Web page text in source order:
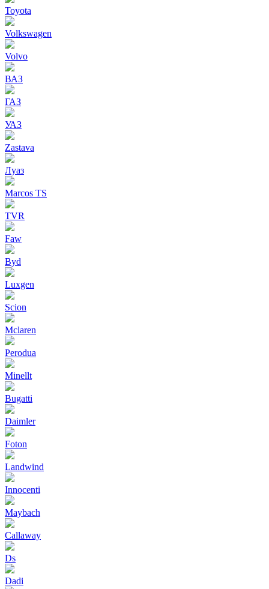
Toyota
Volkswagen
Volvo
ВАЗ
ГАЗ
УАЗ
Zastava
Луаз
Marcos TS
TVR
Faw
Byd
Luxgen
Scion
Mclaren
Perodua
Minellt
Bugatti
Daimler
Foton
Landwind
Innocenti
Maybach
Callaway
Ds
Dadi